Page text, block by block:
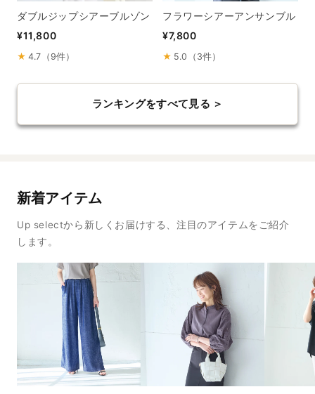
ダブルジップシアーブルゾン
¥11,800
★ 4.7（9件）
フラワーシアーアンサンブル
¥7,800
★ 5.0（3件）
ランキングをすべて見る ＞
新着アイテム
Up selectから新しくお届けする、注目のアイテムをご紹介
します。